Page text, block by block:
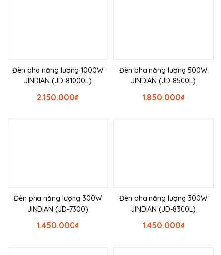
Đèn pha năng lượng 1000W
JINDIAN (JD-81000L)
₫
2.150.000
Đèn pha năng lượng 500W
JINDIAN (JD-8500L)
₫
1.850.000
Đèn pha năng lượng 300W
JINDIAN (JD-7300)
₫
1.450.000
Đèn pha năng lượng 300W
JINDIAN (JD-8300L)
₫
1.450.000